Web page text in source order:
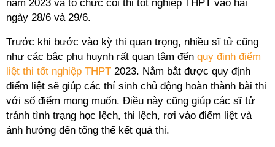
năm 2023 và tổ chức coi thi tốt nghiệp THPT vào hai
ngày 28/6 và 29/6.
Trước khi bước vào kỳ thi quan trọng, nhiều sĩ tử cũng
như các bậc phụ huynh rất quan tâm đến quy định điểm
liệt thi tốt nghiệp THPT 2023. Nắm bắt được quy định
điểm liệt sẽ giúp các thí sinh chủ động hoàn thành bài thi
với số điểm mong muốn. Điều này cũng giúp các sĩ tử
tránh tình trạng học lệch, thi lệch, rơi vào điểm liệt và
ảnh hưởng đến tổng thể kết quả thi.